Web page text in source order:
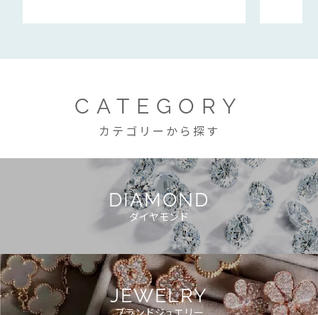
CATEGORY
カテゴリーから探す
DIAMOND
ダイヤモンド
JEWELRY
ブランドジュエリー